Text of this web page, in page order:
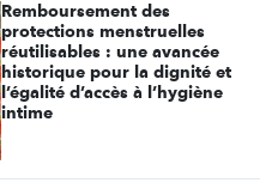
Remboursement des
protections menstruelles
réutilisables : une avancée
historique pour la dignité et
l’égalité d’accès à l’hygiène
intime